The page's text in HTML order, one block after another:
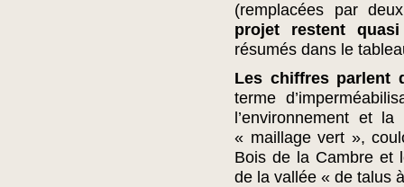
(remplacées par
projet restent
résumés dans le
Les chiffres parlent
terme
l’environnement et
« maillage vert »,
Bois de la Cambre et
de la vallée « de talus